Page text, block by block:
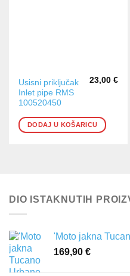
Usisni priključak
Inlet pipe RMS
100520450
23,00 €
DODAJ U KOŠARICU
DIO ISTAKNUTIH
'Moto jakna
169,90 €